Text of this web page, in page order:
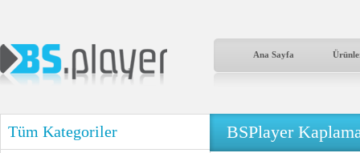
Ana Sayfa
Tüm Kategoriler BSPlayer